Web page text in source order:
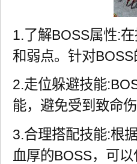
1.了解BOSS属性:
和弱点。针对
2.走位躲避技能
能，避免受到致命
3.合理搭配技能:根
血厚的BOSS，可